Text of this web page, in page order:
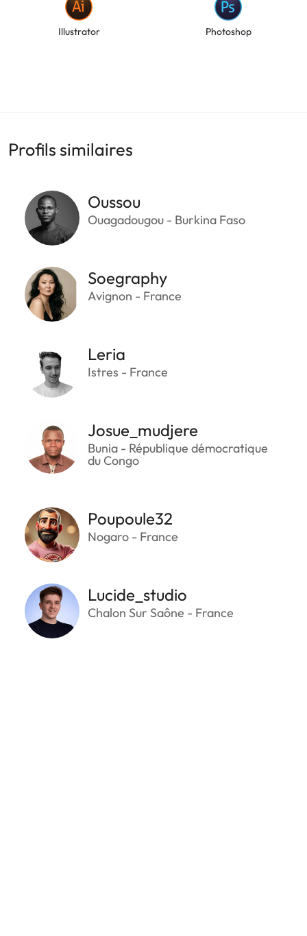
Illustrator Photoshop
Profils similaires
Oussou
Ouagadougou - Burkina Faso
Soegraphy
Avignon - France
Leria
Istres - France
Josue_mudjere
Bunia - République démocratique
du Congo
Poupoule32
Nogaro - France
Lucide_studio
Chalon Sur Saône - France